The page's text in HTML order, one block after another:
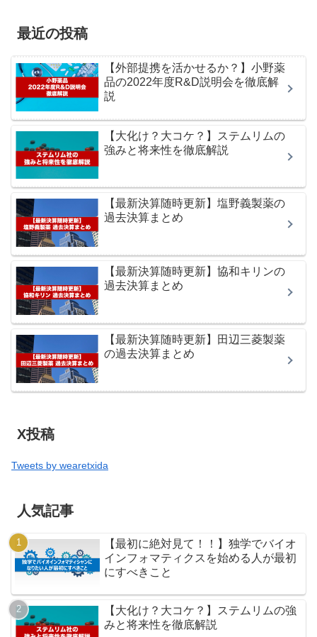
最近の投稿
【外部提携を活かせるか？】小野薬
品の2022年度R&D説明会を徹底解
説
【大化け？大コケ？】ステムリムの
強みと将来性を徹底解説
【最新決算随時更新】塩野義製薬の
過去決算まとめ
【最新決算随時更新】協和キリンの
過去決算まとめ
【最新決算随時更新】田辺三菱製薬
の過去決算まとめ
X投稿
Tweets by wearetxida
人気記事
【最初に絶対見て！！】独学でバイオ
インフォマティクスを始める人が最初
にすべきこと
【大化け？大コケ？】ステムリムの強
みと将来性を徹底解説